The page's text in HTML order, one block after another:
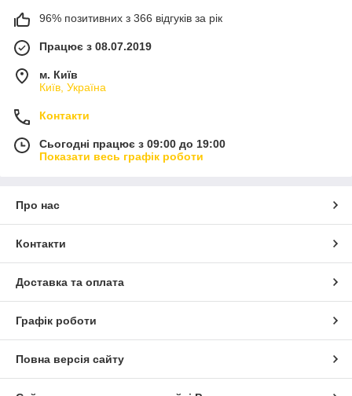
96% позитивних з 366 відгуків за рік
Працює з 08.07.2019
м. Київ
Київ, Україна
Контакти
Сьогодні працює з 09:00 до 19:00
Показати весь графік роботи
Про нас
Контакти
Доставка та оплата
Графік роботи
Повна версія сайту